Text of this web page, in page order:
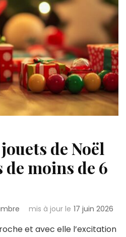
de Noël
moins de 6
mis à jour le 17 juin 2026
et avec elle l’excitation